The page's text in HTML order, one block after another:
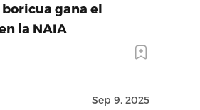
gana el
la NAIA
Sep 9, 2025